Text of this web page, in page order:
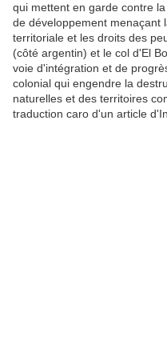
qui mettent en garde contre
de développement menaçant
territoriale et les droits des
(côté argentin) et le col d'El
voie d'intégration et de
colonial qui engendre la
naturelles et des territoires
traduction caro d'un article